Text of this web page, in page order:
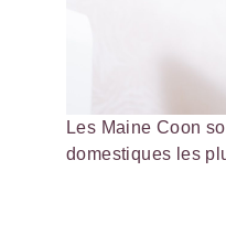
Les Maine Coon
domestiques les